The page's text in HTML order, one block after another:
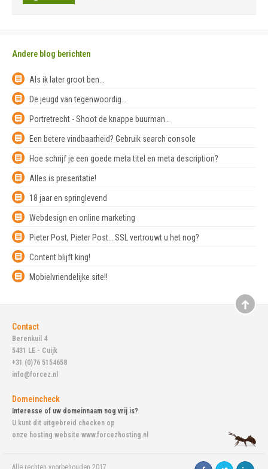
Andere blog berichten
Als ik later groot ben...
De jeugd van tegenwoordig...
Portretrecht - Shoot de knappe buurman…
Een betere vindbaarheid? Gebruik search console
Hoe schrijf je een goede meta titel en meta description?
Alles is presentatie!
18 jaar en springlevend
Webdesign en online marketing
Pieter Post, Pieter Post… SSL vertrouwt u het nog?
Content blijft king!
Mobielvriendelijke site!!
Contact
Berenkuil 4
5431 LE - Cuijk
+31 (0)76 5154658
info@forcez.nl
Domeincheck
Interesse of uw domeinnaam nog vrij is?
U kunt dit uitgebreid checken op
onze hosting website www.forcezhosting.nl
Alle rechten voorbehouden 2017